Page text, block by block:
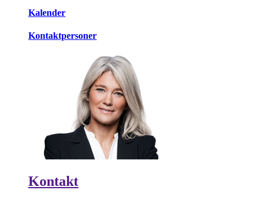
Kalender
Kontaktpersoner
Kontakt